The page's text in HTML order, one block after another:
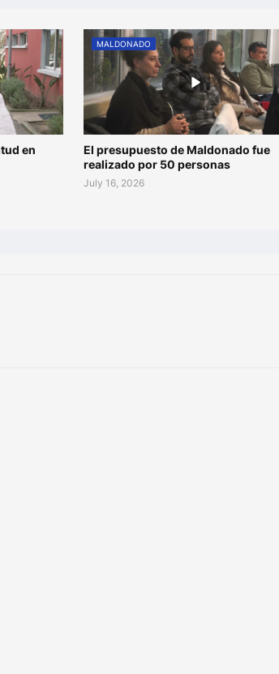
en
MALDONADO
El presupuesto de Maldonado fue
realizado por 50 personas
July 16, 2026